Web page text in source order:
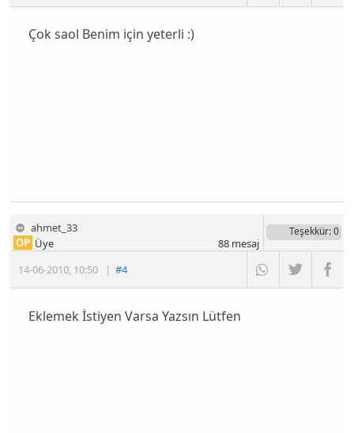
Çok saol Benim için yeterli :)
ahmet_33
14-06-2010, 10:50 |#4
OP Üye
Teşekkür: 0
88mesaj
Eklemek İstiyen Varsa Yazsın Lütfen